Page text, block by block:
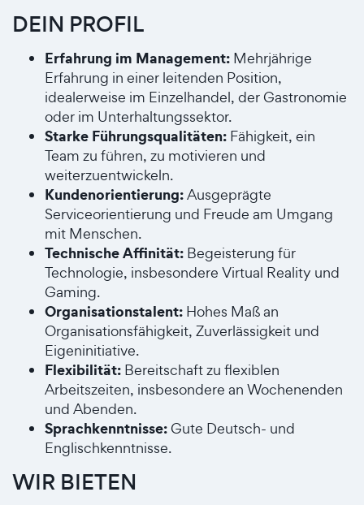
DEIN PROFIL
Erfahrung im Management: Mehrjährige
Erfahrung in einer leitenden Position,
idealerweise im Einzelhandel, der Gastronomie
oder im Unterhaltungssektor.
Starke Führungsqualitäten: Fähigkeit, ein
Team zu führen, zu motivieren und
weiterzuentwickeln.
Kundenorientierung:Ausgeprägte
Serviceorientierung und Freude am Umgang
mit Menschen.
Technische Affinität: Begeisterung für
Technologie, insbesondere Virtual Reality und
Gaming.
Organisationstalent: Hohes Maß an
Organisationsfähigkeit, Zuverlässigkeit und
Eigeninitiative.
Flexibilität: Bereitschaft zu flexiblen
Arbeitszeiten, insbesondere an Wochenenden
und Abenden.
Sprachkenntnisse: Gute Deutsch- und
Englischkenntnisse.
WIR BIETEN